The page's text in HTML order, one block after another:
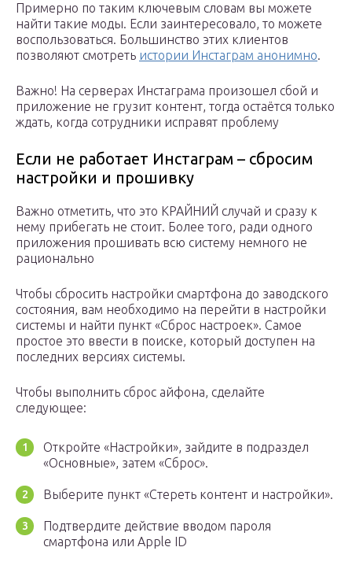
Примерно по таким ключевым словам вы можете
найти такие моды. Если заинтересовало, то можете
воспользоваться. Большинство этих клиентов
позволяют смотреть истории Инстаграм анонимно.
Важно! На серверах Инстаграма произошел сбой и
приложение не грузит контент, тогда остаётся только
ждать, когда сотрудники исправят проблему
Если не работает Инстаграм – сбросим
настройки и прошивку
Важно отметить, что это КРАЙНИЙ случай и сразу к
нему прибегать не стоит. Более того, ради одного
приложения прошивать всю систему немного не
рационально
Чтобы сбросить настройки смартфона до заводского
состояния, вам необходимо на перейти в настройки
системы и найти пункт «Сброс настроек». Самое
простое это ввести в поиске, который доступен на
последних версиях системы.
Чтобы выполнить сброс айфона, сделайте
следующее:
Откройте «Настройки», зайдите в подраздел
«Основные», затем «Сброс».
Выберите пункт «Стереть контент и настройки».
Подтвердите действие вводом пароля
смартфона или Apple ID